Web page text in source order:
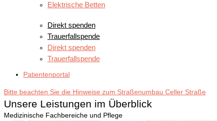
Elektrische Betten
Direkt spenden
Trauerfallspende
Direkt spenden
Trauerfallspende
Patientenportal
Bitte beachten Sie die Hinweise zum Straßenumbau Celler Straße
Unsere Leistungen im Überblick
Medizinische Fachbereiche und Pflege